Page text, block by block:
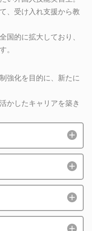
、受け入れ支援から教
国的に拡大しており、
。
強化を目的に、新たに
かしたキャリアを築き